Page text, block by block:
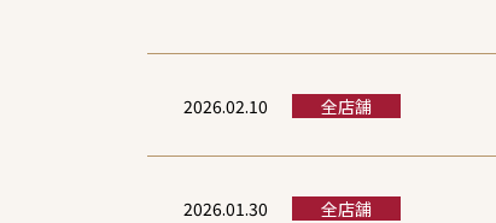
2026.02.10 全店舗
2026.01.30 全店舗